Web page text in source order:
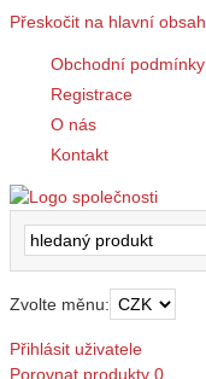
Přeskočit na hlavní obsah
Obchodní podmínky
Registrace
O nás
Kontakt
Zvolte měnu:
Přihlásit uživatele
Porovnat produkty 0